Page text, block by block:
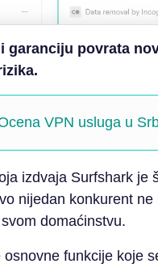
garanciju povrata
VPN usluga u
izdvaja Surfshark je
nijedan konkurent
domaćinstvu.
funkcije koje